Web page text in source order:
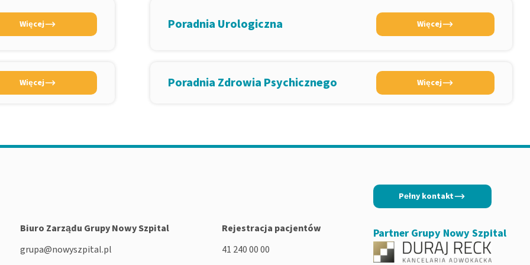
Więcej Poradnia Urologiczna Więcej
Więcej Poradnia Zdrowia Psychicznego Więcej
Biuro Zarządu Grupy Nowy Szpital
grupa@nowyszpital.pl
Rejestracja pacjentów
41 240 00 00
Pełny kontakt
Partner Grupy Nowy Szpital